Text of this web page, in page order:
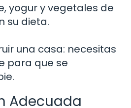
yogur y vegetales de
su dieta.
una casa: necesitas
para que se
Adecuada